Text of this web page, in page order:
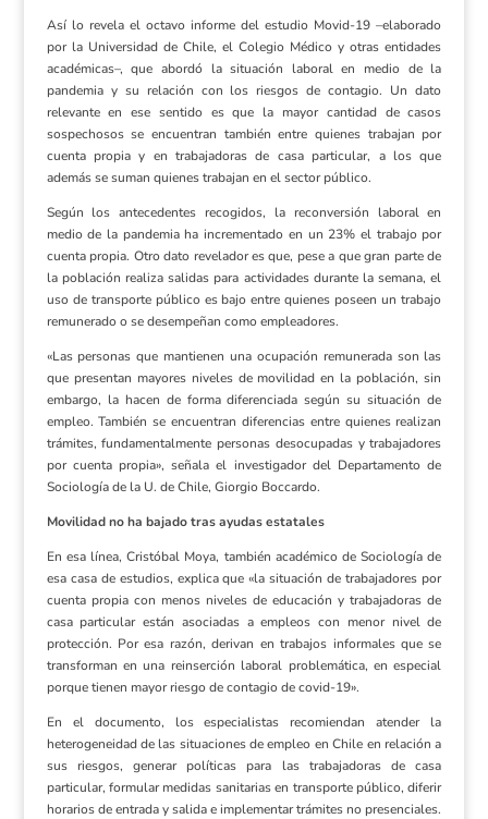
Así lo revela el octavo informe del estudio Movid-19 –elaborado
por la Universidad de Chile, el Colegio Médico y otras entidades
académicas–, que abordó la situación laboral en medio de la
pandemia y su relación con los riesgos de contagio. Un dato
relevante en ese sentido es que la mayor cantidad de casos
sospechosos se encuentran también entre quienes trabajan por
cuenta propia y en trabajadoras de casa particular, a los que
además se suman quienes trabajan en el sector público.
Según los antecedentes recogidos, la reconversión laboral en
medio de la pandemia ha incrementado en un 23% el trabajo por
cuenta propia. Otro dato revelador es que, pese a que gran parte de
la población realiza salidas para actividades durante la semana, el
uso de transporte público es bajo entre quienes poseen un trabajo
remunerado o se desempeñan como empleadores.
«Las personas que mantienen una ocupación remunerada son las
que presentan mayores niveles de movilidad en la población, sin
embargo, la hacen de forma diferenciada según su situación de
empleo. También se encuentran diferencias entre quienes realizan
trámites, fundamentalmente personas desocupadas y trabajadores
por cuenta propia», señala el investigador del Departamento de
Sociología de la U. de Chile, Giorgio Boccardo.
Movilidad no ha bajado tras ayudas estatales
En esa línea, Cristóbal Moya, también académico de Sociología de
esa casa de estudios, explica que «la situación de trabajadores por
cuenta propia con menos niveles de educación y trabajadoras de
casa particular están asociadas a empleos con menor nivel de
protección. Por esa razón, derivan en trabajos informales que se
transforman en una reinserción laboral problemática, en especial
porque tienen mayor riesgo de contagio de covid-19».
En el documento, los especialistas recomiendan atender la
heterogeneidad de las situaciones de empleo en Chile en relación a
sus riesgos, generar políticas para las trabajadoras de casa
particular, formular medidas sanitarias en transporte público, diferir
horarios de entrada y salida e implementar trámites no presenciales.